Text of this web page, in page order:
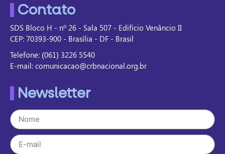
Contato
SDS Bloco H - nº 26 - Sala 507 - Edifício Venâncio II
CEP: 70393-900 - Brasília - DF - Brasil
Telefone: (061) 3226 5540
E-mail: comunicacao@crbnacional.org.br
Newsletter